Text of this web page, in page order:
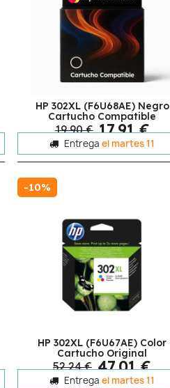
HP 302XL (F6U68AE) Negro
Cartucho Compatible
19,90 € 17,91 €
Entregael martes 11
-10%
HP 302XL (F6U67AE) Color
Cartucho Original
52,24 € 47,01 €
Entregael martes 11